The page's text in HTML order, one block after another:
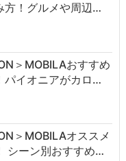
方！グルメや周辺…
＞MOBILAおすすめ
パイオニアがカロ…
＞MOBILAオススメ
シーン別おすすめ…